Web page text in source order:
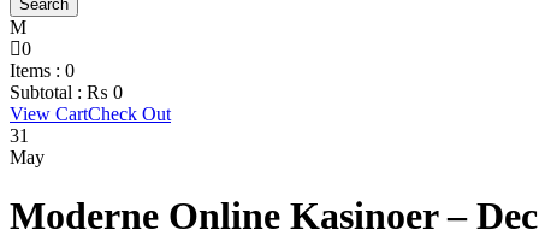
0
Items : 0
Subtotal : ₨ 0
View CartCheck Out
31
May
Moderne Online Kasinoer –